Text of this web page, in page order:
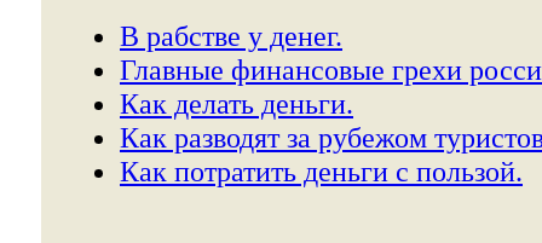
В рабстве у денег.
Главные финансовые грехи
Как делать деньги.
Как разводят за рубежом
Как потратить деньги с пользой.